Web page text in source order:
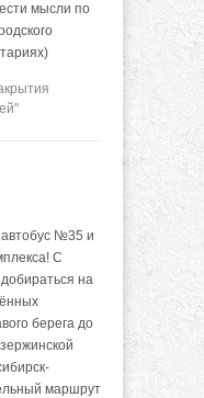
мысли по
автобус №35 и
С
на
берега до
маршрут